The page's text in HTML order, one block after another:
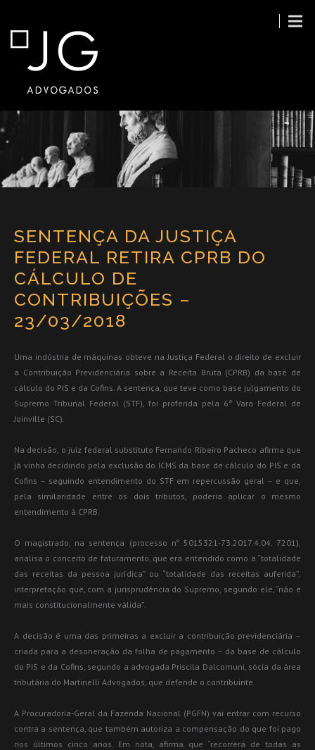
SENTENÇA DA JUSTIÇA
FEDERAL RETIRA CPRB DO
CÁLCULO DE
CONTRIBUIÇÕES –
23/03/2018
Uma indústria de máquinas obteve na Justiça Federal o direito de excluir
a Contribuição Previdenciária sobre a Receita Bruta (CPRB) da base de
cálculo do PIS e da Cofins. A sentença, que teve como base julgamento do
Supremo Tribunal Federal (STF), foi proferida pela 6ª Vara Federal de
Joinville (SC).
Na decisão, o juiz federal substituto Fernando Ribeiro Pacheco afirma que
já vinha decidindo pela exclusão do ICMS da base de cálculo do PIS e da
Cofins – seguindo entendimento do STF em repercussão geral – e que,
pela similaridade entre os dois tributos, poderia aplicar o mesmo
entendimento à CPRB.
O magistrado, na sentença (processo nº 5015321-73.2017.4.04. 7201),
analisa o conceito de faturamento, que era entendido como a “totalidade
das receitas da pessoa jurídica” ou “totalidade das receitas auferida”,
interpretação que, com a jurisprudência do Supremo, segundo ele, “não é
mais constitucionalmente válida”.
A decisão é uma das primeiras a excluir a contribuição previdenciária –
criada para a desoneração da folha de pagamento – da base de cálculo
do PIS e da Cofins, segundo a advogada Priscila Dalcomuni, sócia da área
tributária do Martinelli Advogados, que defende o contribuinte.
A Procuradoria-Geral da Fazenda Nacional (PGFN) vai entrar com recurso
contra a sentença, que também autoriza a compensação do que foi pago
nos últimos cinco anos. Em nota, afirma que “recorrerá de todas as